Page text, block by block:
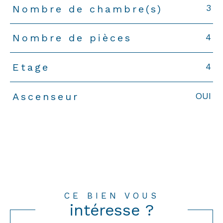
Nombre de chambre(s) 3
Nombre de pièces 4
Etage 4
Ascenseur OUI
CE BIEN VOUS
intéresse ?